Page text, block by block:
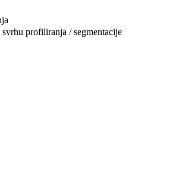
svrhu profiliranja / segmentacije